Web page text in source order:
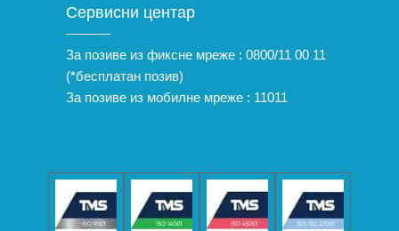
Сервисни центар
За позиве из фиксне мреже : 0800/11 00 11
(*бесплатан позив)
За позиве из мобилне мреже : 11011